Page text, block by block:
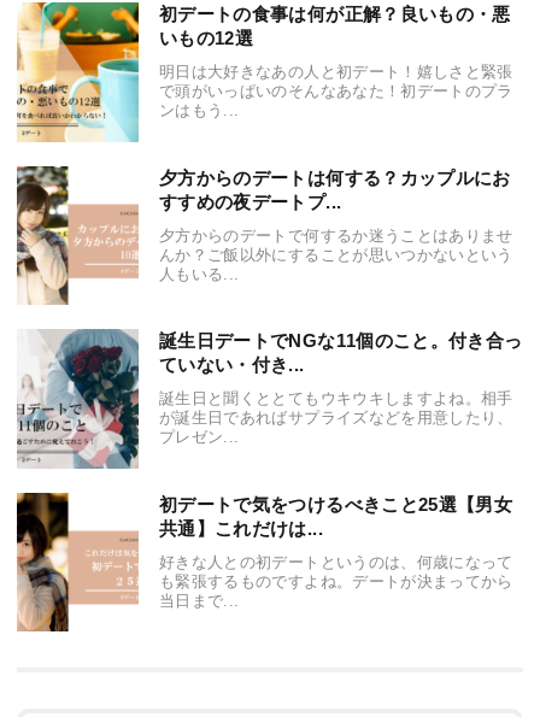
初デートの食事は何が正解？良いもの・悪
いもの12選
明日は大好きなあの人と初デート！嬉しさと緊張
で頭がいっぱいのそんなあなた！初デートのプラ
ンはもう...
夕方からのデートは何する？カップルにお
すすめの夜デートプ...
夕方からのデートで何するか迷うことはありませ
んか？ご飯以外にすることが思いつかないという
人もいる...
誕生日デートでNGな11個のこと。付き合っ
ていない・付き...
誕生日と聞くととてもウキウキしますよね。相手
が誕生日であればサプライズなどを用意したり、
プレゼン...
初デートで気をつけるべきこと25選【男女
共通】これだけは...
好きな人との初デートというのは、何歳になって
も緊張するものですよね。デートが決まってから
当日まで...